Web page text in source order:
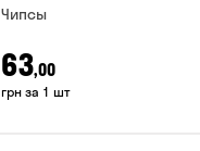
Чипсы
63,00
грн за 1 шт